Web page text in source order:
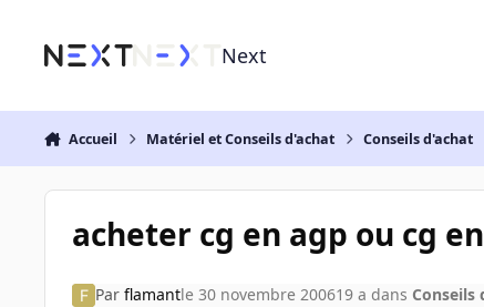
Next
Accueil Matériel et Conseils d'achat Conseils d'achat
acheter cg en agp ou cg
Par flamantle 30 novembre 200619 a dans Conseils